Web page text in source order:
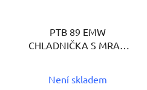
PTB 89 EMW
CHLADNIČKA S MRAZ.
Není skladem